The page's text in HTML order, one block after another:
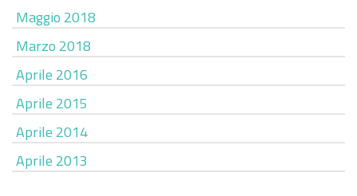
Maggio 2018
Marzo 2018
Aprile 2016
Aprile 2015
Aprile 2014
Aprile 2013